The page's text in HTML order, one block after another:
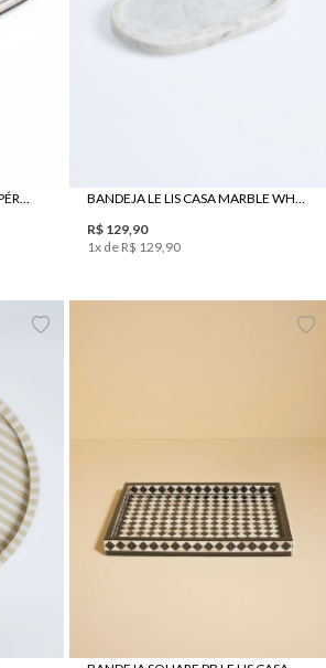
BANDEJA LE LIS CASA MADREPÉROLA I
BANDEJA LE LIS CASA MARBLE WHITE
R$ 129 90
1x de R$ 129 90